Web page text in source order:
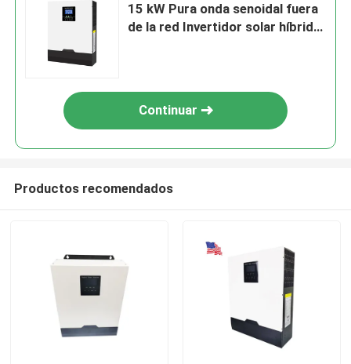
15 kW Pura onda senoidal fuera
de la red Invertidor solar híbrido
Continuar
Productos recomendados